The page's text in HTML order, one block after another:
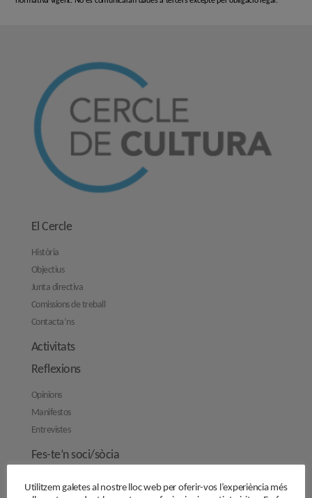
El Cercle
Història
Objectius
Junta directiva
Comissions de treball
Contacta’ns
Activitats
Reflexions
Opinions
Manifestos
Entrevistes
Fes-te’n soci/sòcia
Utilitzem galetes al nostre lloc web per oferir-vos l’experiència més